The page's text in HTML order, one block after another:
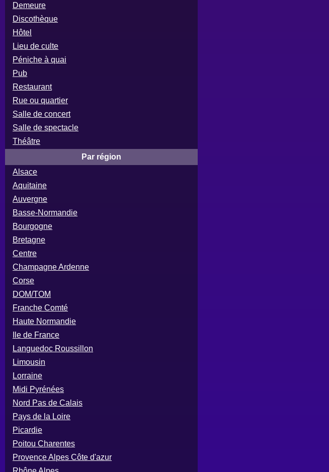
Demeure
Discothèque
Hôtel
Lieu de culte
Péniche à quai
Pub
Restaurant
Rue ou quartier
Salle de concert
Salle de spectacle
Théâtre
Par région
Alsace
Aquitaine
Auvergne
Basse-Normandie
Bourgogne
Bretagne
Centre
Champagne Ardenne
Corse
DOM/TOM
Franche Comté
Haute Normandie
Ile de France
Languedoc Roussillon
Limousin
Lorraine
Midi Pyrénées
Nord Pas de Calais
Pays de la Loire
Picardie
Poitou Charentes
Provence Alpes Côte d'azur